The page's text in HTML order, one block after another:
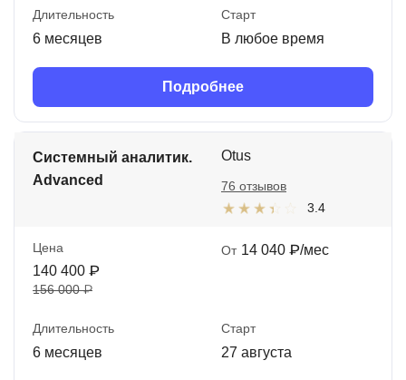
Длительность
6 месяцев
Старт
В любое время
Подробнее
Системный аналитик.
Advanced
Otus
3.4
76 отзывов
Цена
140 400 ₽
156 000 ₽
От 14 040 ₽/мес
Длительность
6 месяцев
Старт
27 августа